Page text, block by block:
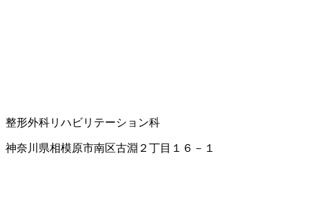
整形外科リハビリテーション科
神奈川県相模原市南区古淵２丁目１６－１